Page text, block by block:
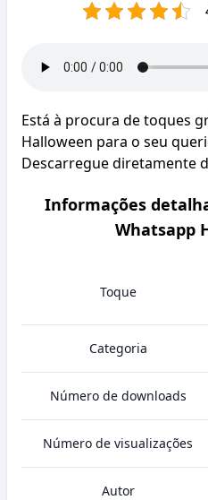
Está à procura de toques
Halloween para o seu
Descarregue diretamente
Informações
Whatsapp
Toque
Categoria
Número de downloads
Número de visualizações
Autor